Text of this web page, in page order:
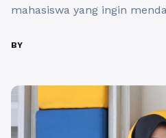
mahasiswa yang ingin
wirausahawan
sementara manfaat
penguasaan aspek legalitas
keilmuan modern dalam ...
BY